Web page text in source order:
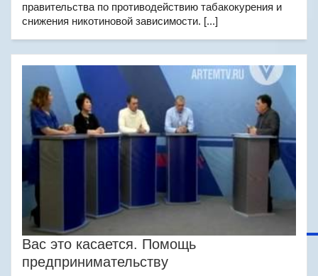
правительства по противодействию табакокурения и
снижения никотиновой зависимости. [...]
Вас это касается. Помощь
предпринимательству